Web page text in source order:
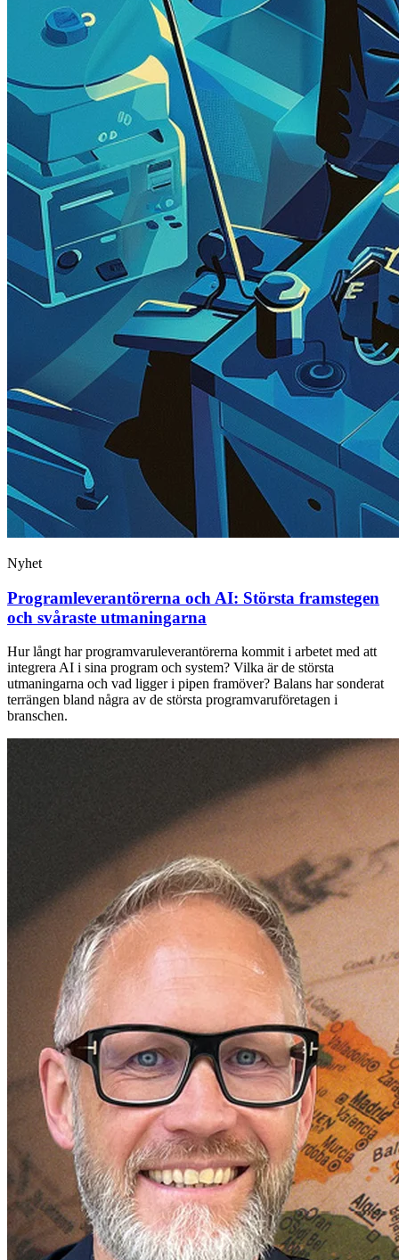
Nyhet
Programleverantörerna och AI: Största framstegen
och svåraste utmaningarna
Hur långt har programvaruleverantörerna kommit i arbetet med att
integrera AI i sina program och system? Vilka är de största
utmaningarna och vad ligger i pipen framöver? Balans har sonderat
terrängen bland några av de största programvaruföretagen i
branschen.